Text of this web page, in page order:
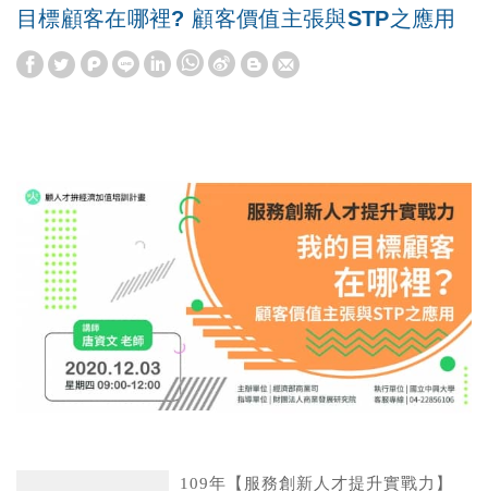
目標顧客在哪裡? 顧客價值主張與STP之應用
t
s
A
p
i
b
o
109年【服務創新人才提升實戰力】